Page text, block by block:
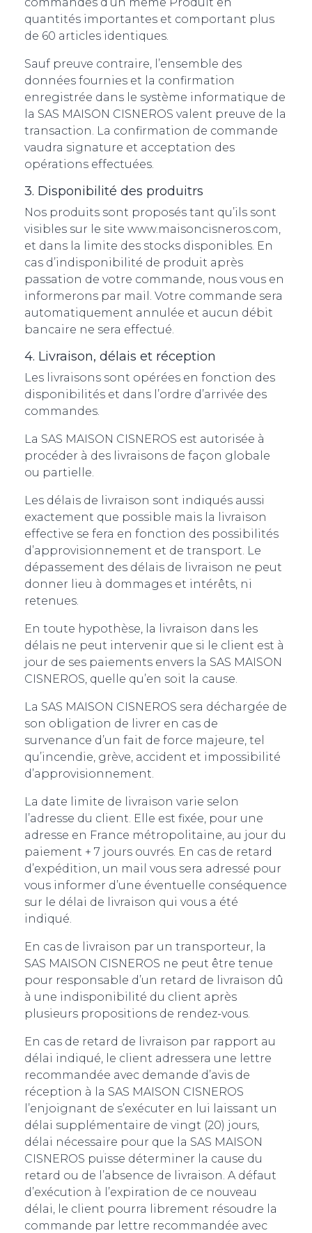
quantités importantes et comportant plus
de 60 articles identiques.
Sauf preuve contraire, l’ensemble des
données fournies et la confirmation
enregistrée dans le système informatique de
la SAS MAISON CISNEROS valent preuve de la
transaction. La confirmation de commande
vaudra signature et acceptation des
opérations effectuées.
3. Disponibilité des produitrs
Nos produits sont proposés tant qu’ils sont
visibles sur le site www.maisoncisneros.com,
et dans la limite des stocks disponibles. En
cas d’indisponibilité de produit après
passation de votre commande, nous vous en
informerons par mail. Votre commande sera
automatiquement annulée et aucun débit
bancaire ne sera effectué.
4. Livraison, délais et réception
Les livraisons sont opérées en fonction des
disponibilités et dans l’ordre d’arrivée des
commandes.
La SAS MAISON CISNEROS est autorisée à
procéder à des livraisons de façon globale
ou partielle.
Les délais de livraison sont indiqués aussi
exactement que possible mais la livraison
effective se fera en fonction des possibilités
d’approvisionnement et de transport. Le
dépassement des délais de livraison ne peut
donner lieu à dommages et intérêts, ni
retenues.
En toute hypothèse, la livraison dans les
délais ne peut intervenir que si le client est à
jour de ses paiements envers la SAS MAISON
CISNEROS, quelle qu’en soit la cause.
La SAS MAISON CISNEROS sera déchargée de
son obligation de livrer en cas de
survenance d’un fait de force majeure, tel
qu’incendie, grève, accident et impossibilité
d’approvisionnement.
La date limite de livraison varie selon
l’adresse du client. Elle est fixée, pour une
adresse en France métropolitaine, au jour du
paiement + 7 jours ouvrés. En cas de retard
d’expédition, un mail vous sera adressé pour
vous informer d’une éventuelle conséquence
sur le délai de livraison qui vous a été
indiqué.
En cas de livraison par un transporteur, la
SAS MAISON CISNEROS ne peut être tenue
pour responsable d’un retard de livraison dû
à une indisponibilité du client après
plusieurs propositions de rendez-vous.
En cas de retard de livraison par rapport au
délai indiqué, le client adressera une lettre
recommandée avec demande d’avis de
réception à la SAS MAISON CISNEROS
l’enjoignant de s’exécuter en lui laissant un
délai supplémentaire de vingt (20) jours,
délai nécessaire pour que la SAS MAISON
CISNEROS puisse déterminer la cause du
retard ou de l’absence de livraison. A défaut
d’exécution à l’expiration de ce nouveau
délai, le client pourra librement résoudre la
commande par lettre recommandée avec